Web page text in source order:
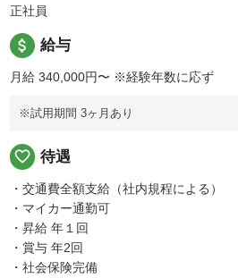
正社員
attach_money 給与
月給 340,000円〜 ※経験年数に応ず
※試用期間 3ヶ月あり
favorite_border 待遇
・交通費全額支給（社内規程による）
・マイカー通勤可
・昇給 年１回
・賞与 年2回
・社会保険完備